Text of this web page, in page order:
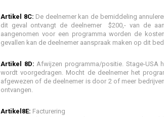
Artikel 8C: De deelnemer kan de bemiddeling
dit geval ontvangt de deelnemer $200,- van de
aangenomen voor een programma worden de
gevallen kan de deelnemer aanspraak maken op dit
Artikel 8D: Afwijzen programma/positie. Stage-USA
wordt voorgedragen. Mocht de deelnemer het
afgewezen of de deelnemer is door 2 of meer
ontvangen.
Artikel8E: Facturering